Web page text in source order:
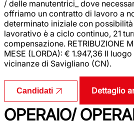
/ delle manutentrici_ dove
offriamo un contratto di lavoro a
determinato iniziale con
lavorativo è a ciclo continuo, 21
compensazione. RETRIBUZIONE
MESE (LORDA): € 1.947,36 Il
vicinanze di Savigliano (CN).
Candidati Dettaglio
OPERAIO/